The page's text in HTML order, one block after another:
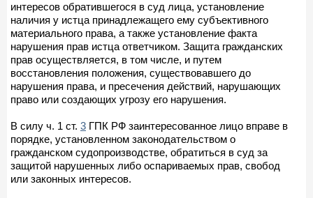
интересов обратившегося в суд лица, установление
наличия у истца принадлежащего ему субъективного
материального права, а также установление факта
нарушения прав истца ответчиком. Защита гражданских
прав осуществляется, в том числе, и путем
восстановления положения, существовавшего до
нарушения права, и пресечения действий, нарушающих
право или создающих угрозу его нарушения.
В силу ч. 1 ст. 3 ГПК РФ заинтересованное лицо вправе в
порядке, установленном законодательством о
гражданском судопроизводстве, обратиться в суд за
защитой нарушенных либо оспариваемых прав, свобод
или законных интересов.